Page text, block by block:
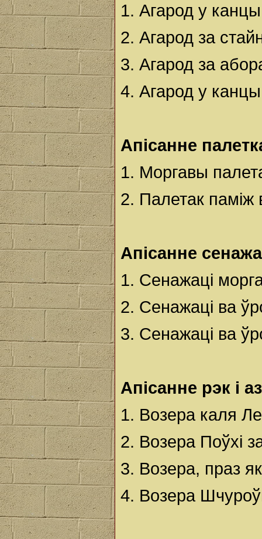
1. Агарод у
2. Агарод за
3. Агарод за
4. Агарод у
Апісанне
1. Моргавы
2. Палетак паміж
Апісанне
1. Сенажаці
2. Сенажаці ва
3. Сенажаці ва
Апісанне рэк і
1. Возера каля
2. Возера Поўхі
3. Возера, праз
4. Возера